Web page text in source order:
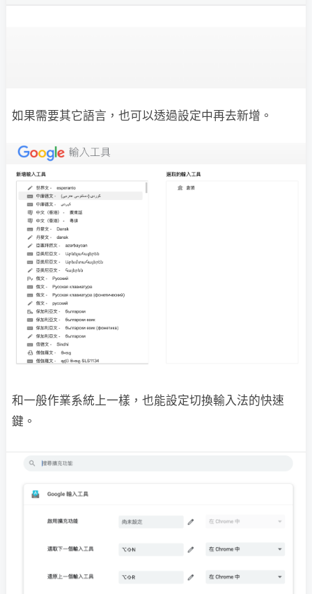
如果需要其它語言，也可以透過設定中再去新增。
和一般作業系統上一樣，也能設定切換輸入法的快速
鍵。